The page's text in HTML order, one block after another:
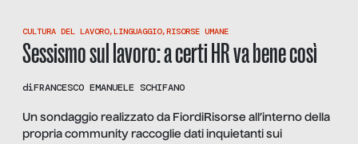
CULTURA DEL LAVORO,LINGUAGGIO,RISORSE UMANE
Sessismo sul lavoro: a certi HR va bene così
diFRANCESCO EMANUELE SCHIFANO
Un sondaggio realizzato da FiordiRisorse all’interno della
propria community raccoglie dati inquietanti sui